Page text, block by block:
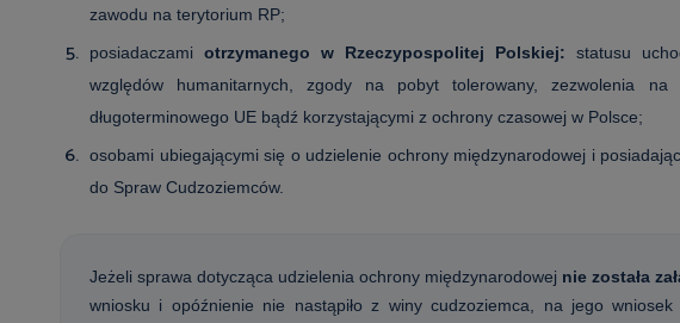
zawodu na terytorium RP;
posiadaczami otrzymanego w Rzeczypospolitej Polskiej: statusu
względów humanitarnych, zgody na pobyt tolerowany, zezwolenia
długoterminowego UE bądź korzystającymi z ochrony czasowej w Polsce;
osobami ubiegającymi się o udzielenie ochrony międzynarodowej i
do Spraw Cudzoziemców.
Jeżeli sprawa dotycząca udzielenia ochrony międzynarodowej nie została
wniosku i opóźnienie nie nastąpiło z winy cudzoziemca, na jego